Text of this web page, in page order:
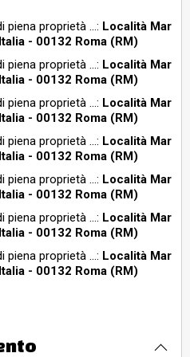
del diritto di
appezzamento
uliveto, sito in
“Marmorelle”,
4.110 mq circa. È
Terreni del
C
al Foglio 1055,
uliveto,
41 are 10 ca,
reddito
reddito
Confina con la
foglio 1055, la,
ad eventuali rapporti,
di terzi o comunque connessa
esistente nonché tutti
derivarne, gli aggiornamenti
a totale rischio, carico,
come meglio indicato in
della complessiva situazione
di garanzia, delle
nonché di quanto
della intestazione catastale,
ivi inclusi oneri e spese di
carico e cura
conto nella determinazione del
descritto nell’elaborato
di piena proprietà su
uliveto, sito in Roma
della superficie di 4.160 mq
Terreni del Comune di
Roma) al Foglio 1055,
classe 2, superficie 41 are
con la particella 246
piena proprietà ...: Località Mar
- 00132 Roma (RM)
piena proprietà ...: Località Mar
- 00132 Roma (RM)
piena proprietà ...: Località Mar
- 00132 Roma (RM)
piena proprietà ...: Località Mar
- 00132 Roma (RM)
piena proprietà ...: Località Mar
- 00132 Roma (RM)
piena proprietà ...: Località Mar
- 00132 Roma (RM)
piena proprietà ...: Località Mar
- 00132 Roma (RM)